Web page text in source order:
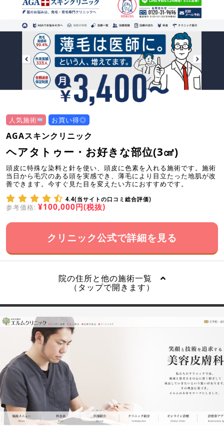
人気施術 お買い得◎
AGAスキンクリニック
ヘアタトゥー・お好きな部位(3㎠)
頭皮に特殊な染料と針を使い、頭皮に色素を入れる施術です。施術
当日から毛穴のある頭を実感でき、薄毛により目立たった地肌が改
善できます。今すぐ見た目を変えたい方におすすめです。
4.4(当サイトの口コミ総合評価)
参考価格: ¥100,000円(税抜)
クリニック公式で詳細を見る
院の住所と他の施術一覧
（タップで開きます）